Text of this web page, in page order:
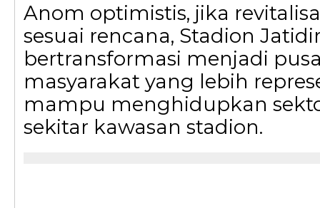
Anom optimistis, jika
sesuai rencana, Stadion
bertransformasi menjadi
masyarakat yang lebih
mampu menghidupkan
sekitar kawasan stadion.